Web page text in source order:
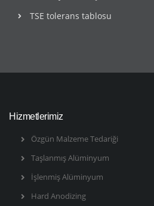
TSE tolerans tablosu
Hizmetlerimiz
Özgün Malzeme Tedariği
Taşlanmış Alüminyum
İşlenmiş Alüminyum
Hard Anodizing